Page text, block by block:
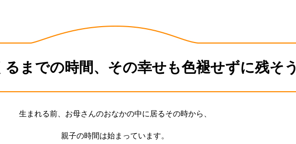
までの時間、 その幸せも色褪せずに残そう
生まれる前、お母さんのおなかの中に居るその時から、
親子の時間は始まっています。